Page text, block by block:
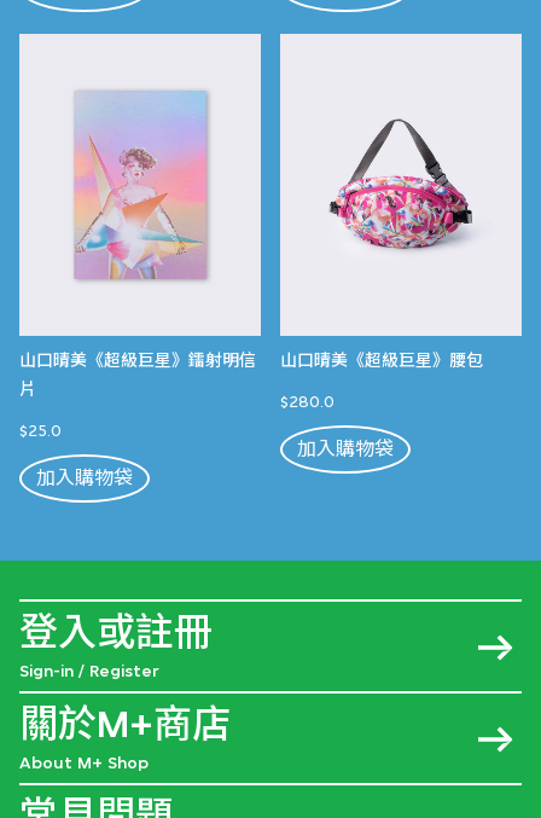
山口晴美《超級巨星》鐳射明信
片
$25.0
加入購物袋
山口晴美《超級巨星》腰包
$280.0
加入購物袋
登入或註冊
Sign-in / Register
關於M+商店
About M+ Shop